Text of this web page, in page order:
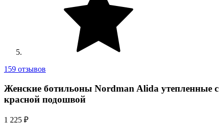
159 отзывов
Женские ботильоны Nordman Alida утепленные с
красной подошвой
1 225 ₽